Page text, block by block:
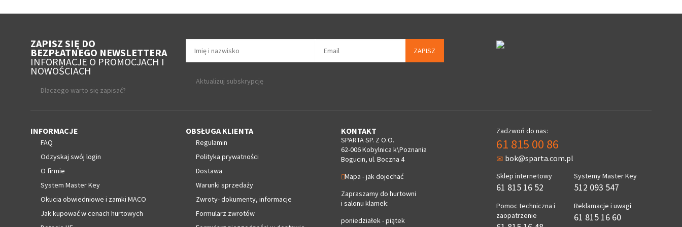
ZAPISZ SIĘ DO
BEZPŁATNEGO NEWSLETTERA
INFORMACJE O PROMOCJACH I
NOWOŚCIACH
Dlaczego warto się zapisać?
ZAPISZ
Aktualizuj subskrypcję
INFORMACJE
FAQ
Odzyskaj swój login
O firmie
System Master Key
Okucia obwiedniowe i zamki MACO
Jak kupować w cenach hurtowych
OBSŁUGA KLIENTA
Regulamin
Polityka prywatności
Dostawa
Warunki sprzedaży
Zwroty- dokumenty, informacje
Formularz zwrotów
KONTAKT
SPARTA SP. Z O.O.
62-006 Kobylnica k\Poznania
Bogucin, ul. Boczna 4
Mapa - jak dojechać
Zapraszamy do hurtowni
i salonu klamek:
poniedziałek - piątek
Zadzwoń do nas:
61 815 00 86
bok@sparta.com.pl
Sklep internetowy
61 815 16 52
Pomoc techniczna i
zaopatrzenie
Systemy Master Key
512 093 547
Reklamacje i uwagi
61 815 16 60